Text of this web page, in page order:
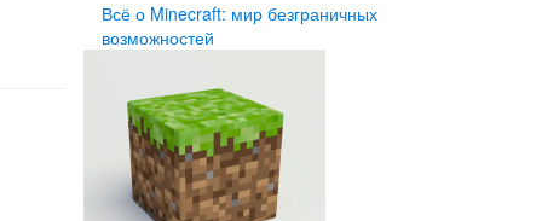
Всё о Minecraft: мир безграничных
возможностей